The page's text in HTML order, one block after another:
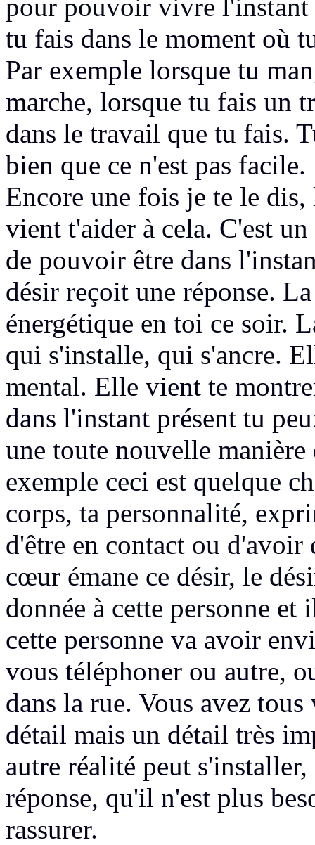
pour pouvoir vivre l'instant
tu fais dans le moment où
Par exemple lorsque tu
marche, lorsque tu fais un
dans le travail que tu fais.
bien que ce n'est pas facile.
Encore une fois je te le
vient t'aider à cela. C'est
de pouvoir être dans
désir reçoit une réponse.
énergétique en toi ce soir.
qui s'installe, qui s'ancre.
mental. Elle vient te
dans l'instant présent tu
une toute nouvelle
exemple ceci est quelque
corps, ta personnalité,
d'être en contact ou d'avoir
cœur émane ce désir, le
donnée à cette personne
cette personne va avoir
vous téléphoner ou autre,
dans la rue. Vous avez tous
détail mais un détail très
autre réalité peut s'installer,
réponse, qu'il n'est plus
rassurer.